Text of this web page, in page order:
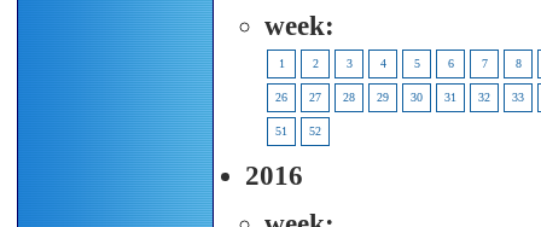
week:
1 2 3 4 5 6 7 8
26 27 28 29 30 31 32 33
51 52
2016